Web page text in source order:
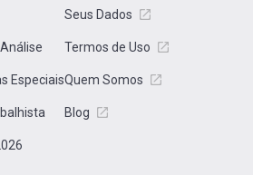
Especiais
Seus Dados
Termos de Uso
Quem Somos
Blog